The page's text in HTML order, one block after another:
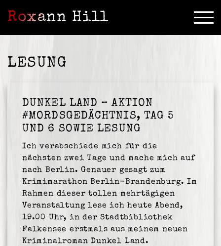
Roxann Hill
LESUNG
DUNKEL LAND – AKTION
#MORDSGEDÄCHTNIS, TAG 5
UND 6 SOWIE LESUNG
Ich verabschiede mich für die
nächsten zwei Tage und mache mich auf
nach Berlin. Genauer gesagt zum
Krimimarathon Berlin-Brandenburg. Im
Rahmen dieser tollen mehrtägigen
Veranstaltung lese ich heute Abend,
19.00 Uhr, in der Stadtbibliothek
Falkensee erstmals aus meinem neuen
Kriminalroman Dunkel Land.